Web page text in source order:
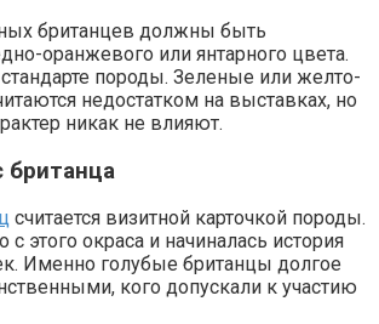
британцев должны быть
оранжевого или янтарного цвета.
породы. Зеленые или желто-
недостатком на выставках, но
никак не влияют.
британца
считается визитной карточкой породы.
с этого окраса и начиналась история
Именно голубые британцы долгое
кого допускали к участию